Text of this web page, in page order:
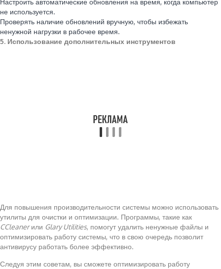
Настроить автоматические обновления на время, когда компьютер
не используется.
Проверять наличие обновлений вручную, чтобы избежать
ненужной нагрузки в рабочее время.
5. Использование дополнительных инструментов
Для повышения производительности системы можно использовать
утилиты для очистки и оптимизации. Программы, такие как
CCleanerили Glary Utilities, помогут удалить ненужные файлы и
оптимизировать работу системы, что в свою очередь позволит
антивирусу работать более эффективно.
Следуя этим советам, вы сможете оптимизировать работу